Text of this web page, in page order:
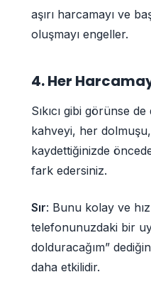
aşırı harcamayı ve
oluşmayı engeller.
4. Her
Sıkıcı gibi görünse
kahveyi, her
kaydettiğinizde
fark edersiniz.
Sır: Bunu kolay ve
telefonunuzdaki bir
dolduracağım”
daha etkilidir.